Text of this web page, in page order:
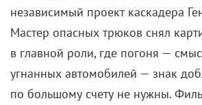
независимый проект каскадера
Мастер опасных трюков снял
в главной роли, где погоня —
угнанных автомобилей — знак
по большому счету не нужны.